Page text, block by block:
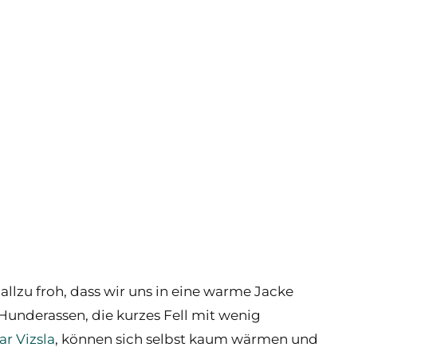
froh, dass wir uns in eine warme Jacke
die kurzes Fell mit wenig
Vizsla, können sich selbst kaum wärmen und